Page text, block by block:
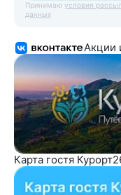
Принимаю условия
данных
Акции
Карта гостя